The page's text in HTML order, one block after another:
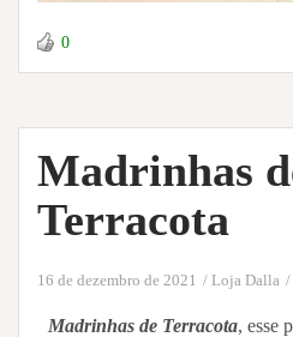
0
Madrinhas
Terracota
16 de dezembro de 2021 Loja Dalla
Madrinhas de Terracota, esse